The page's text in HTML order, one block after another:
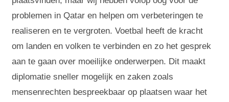
problemen in Qatar en helpen om verbeteringen te
realiseren en te vergroten. Voetbal heeft de kracht
om landen en volken te verbinden en zo het gesprek
aan te gaan over moeilijke onderwerpen. Dit maakt
diplomatie sneller mogelijk en zaken zoals
mensenrechten bespreekbaar op plaatsen waar het